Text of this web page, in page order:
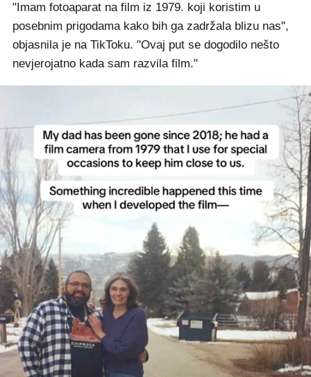
"Imam fotoaparat na film iz 1979. koji koristim u
posebnim prigodama kako bih ga zadržala blizu nas",
objasnila je na TikToku. "Ovaj put se dogodilo nešto
nevjerojatno kada sam razvila film."